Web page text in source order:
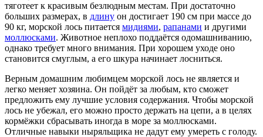
тяготеет к красивым безлюдным местам. При достаточно
больших размерах, в длину он достигает 190 см при массе до
90 кг, морской лось питается мидиями, рапанами и другими
моллюсками. Животное неплохо поддаётся одомашниванию,
однако требует много внимания. При хорошем уходе оно
становится смуглым, а его шкура начинает лосниться.
Верным домашним любимцем морской лось не является и
легко меняет хозяина. Он пойдёт за любым, кто сможет
предложить ему лучшие условия содержания. Чтобы морской
лось не убежал, его можно просто держать на цепи, а в целях
кормёжки сбрасывать иногда в море за моллюсками.
Отличные навыки ныряльщика не дадут ему умереть с голоду.